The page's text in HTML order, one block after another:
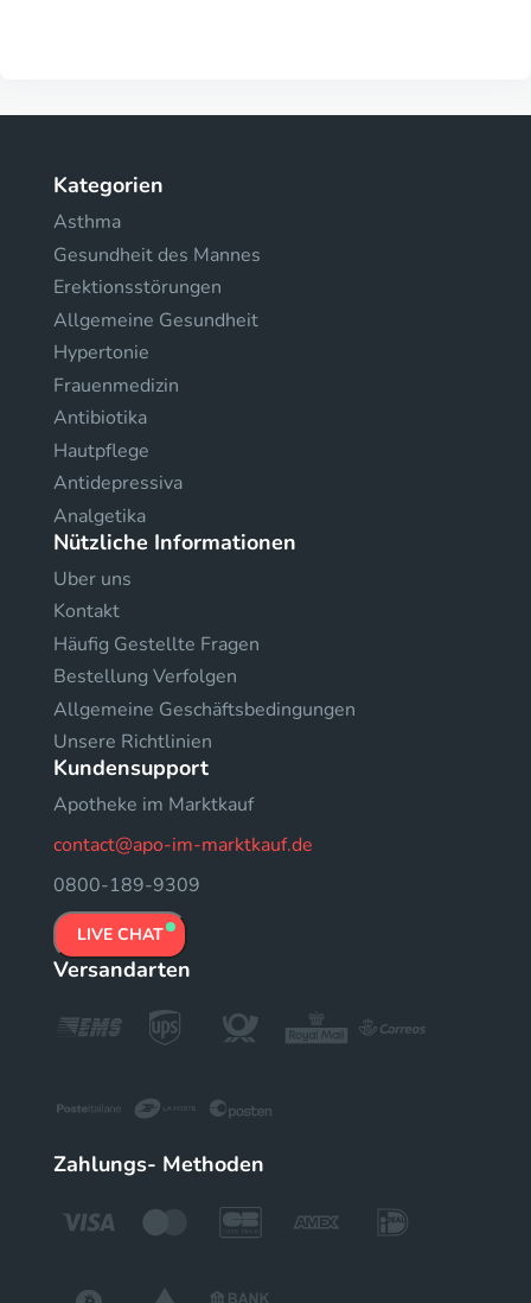
Kategorien
Asthma
Gesundheit des Mannes
Erektionsstörungen
Allgemeine Gesundheit
Hypertonie
Frauenmedizin
Antibiotika
Hautpflege
Antidepressiva
Analgetika
Nützliche Informationen
Uber uns
Kontakt
Häufig Gestellte Fragen
Bestellung Verfolgen
Allgemeine Geschäftsbedingungen
Unsere Richtlinien
Kundensupport
Apotheke im Marktkauf
contact@apo-im-marktkauf.de
0800-189-9309
LIVE CHAT
Versandarten
Zahlungs- Methoden